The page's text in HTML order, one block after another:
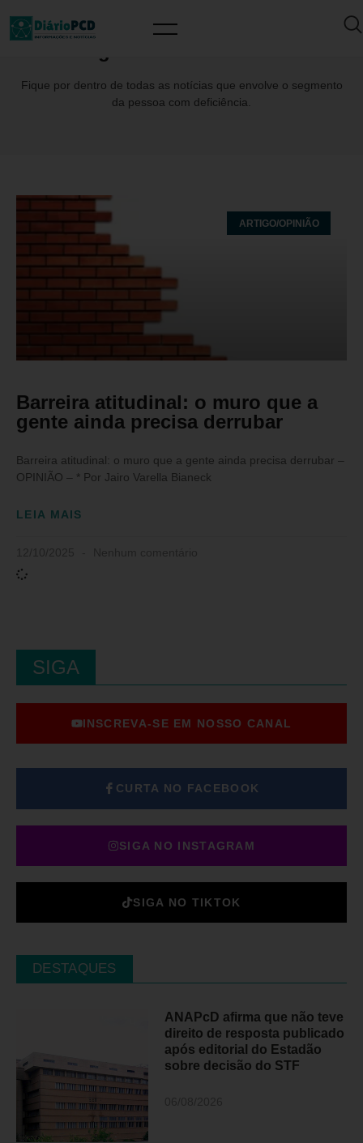
Fique por dentro de todas as notícias que envolve o segmento
da pessoa com deficiência.
ARTIGO/OPINIÃO
Barreira atitudinal: o muro que a
gente ainda precisa derrubar
Barreira atitudinal: o muro que a gente ainda precisa derrubar –
OPINIÃO – * Por Jairo Varella Bianeck
LEIA MAIS
SIGA
INSCREVA-SE EM NOSSO CANAL
CURTA NO FACEBOOK
SIGA NO INSTAGRAM
SIGA NO TIKTOK
DESTAQUES
ANAPcD afirma que não teve
direito de resposta publicado
após editorial do Estadão
sobre decisão do STF